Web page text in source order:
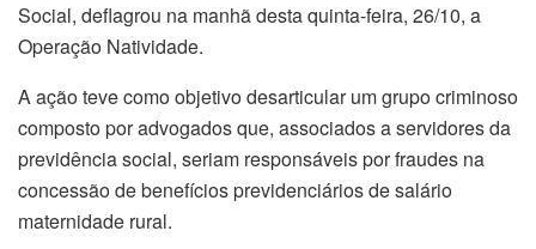
Social, deflagrou na manhã desta quinta-feira, 26/10, a
Operação Natividade.
A ação teve como objetivo desarticular um grupo criminoso
composto por advogados que, associados a servidores da
previdência social, seriam responsáveis por fraudes na
concessão de benefícios previdenciários de salário
maternidade rural.